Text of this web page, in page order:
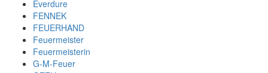
Everdure
FENNEK
FEUERHAND
Feuermeister
Feuermeisterin
G-M-Feuer